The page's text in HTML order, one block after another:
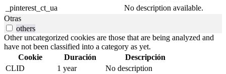
_pinterest_ct_ua
No description available.
Otras
others
Other uncategorized cookies are those that are being analyzed and
have not been classified into a category as yet.
Cookie
Duración
Descripción
CLID
1 year
No description